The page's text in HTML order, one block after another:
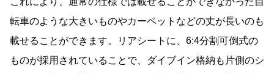
転車のような大きいものやカーペットなどの丈が長いのも
載せることができます。リアシートに、6:4分割可倒式の
ものが採用されていることで、ダイブイン格納も片側のシ